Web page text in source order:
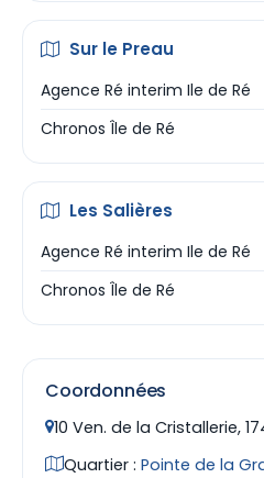
Sur le Preau
Agence Ré interim Ile de Ré
Chronos Île de Ré
Les Salières
Agence Ré interim Ile de Ré
Chronos Île de Ré
Coordonnées
10 Ven. de la Cristallerie,
Quartier : Pointe de la